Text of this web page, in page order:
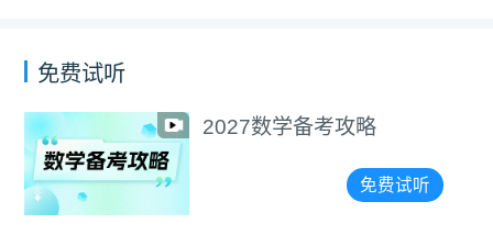
免费试听
2027数学备考攻略
免费试听